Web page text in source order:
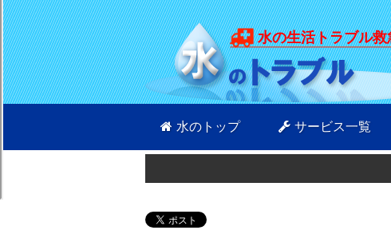
水の生活トラブル救
水のトップ サービス一覧